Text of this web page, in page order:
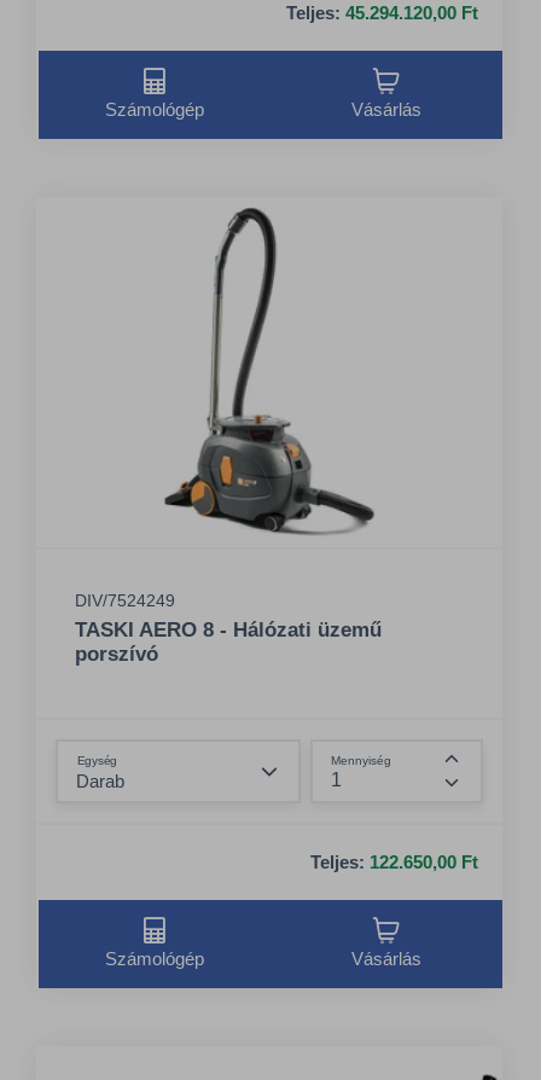
Teljes: 45.294.120,00 Ft
Számológép Vásárlás
DIV/7524249
TASKI AERO 8 - Hálózati üzemű
porszívó
Egység Mennyiség
Összeg
Teljes: 122.650,00 Ft
Számológép Vásárlás